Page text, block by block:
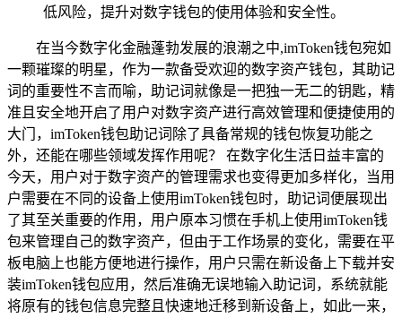
低风险，提升对数字钱包的使用体验和安全性。
在当今数字化金融蓬勃发展的浪潮之中,imToken钱包宛如
一颗璀璨的明星，作为一款备受欢迎的数字资产钱包，其助记
词的重要性不言而喻，助记词就像是一把独一无二的钥匙，精
准且安全地开启了用户对数字资产进行高效管理和便捷使用的
大门，imToken钱包助记词除了具备常规的钱包恢复功能之
外，还能在哪些领域发挥作用呢？ 在数字化生活日益丰富的
今天，用户对于数字资产的管理需求也变得更加多样化，当用
户需要在不同的设备上使用imToken钱包时，助记词便展现出
了其至关重要的作用，用户原本习惯在手机上使用imToken钱
包来管理自己的数字资产，但由于工作场景的变化，需要在平
板电脑上也能方便地进行操作，用户只需在新设备上下载并安
装imToken钱包应用，然后准确无误地输入助记词，系统就能
将原有的钱包信息完整且快速地迁移到新设备上，如此一来，